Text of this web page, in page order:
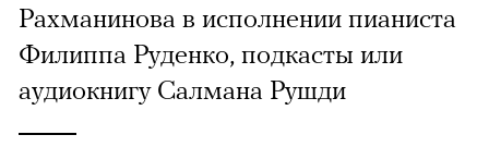
Рахманинова в исполнении пианиста
Филиппа Руденко, подкасты или
аудиокнигу Салмана Рушди